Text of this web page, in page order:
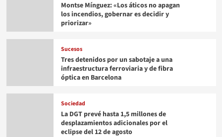
Montse Mínguez: «Los áticos no apagan
los incendios, gobernar es decidir y
priorizar»
Sucesos
Tres detenidos por un sabotaje a una
infraestructura ferroviaria y de fibra
óptica en Barcelona
Sociedad
La DGT prevé hasta 1,5 millones de
desplazamientos adicionales por el
eclipse del 12 de agosto